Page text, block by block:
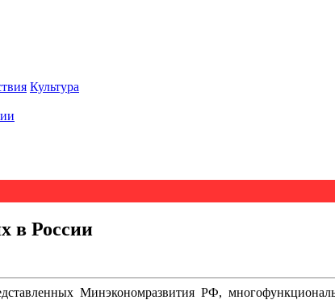
Культура
в России
Минэкономразвития РФ,